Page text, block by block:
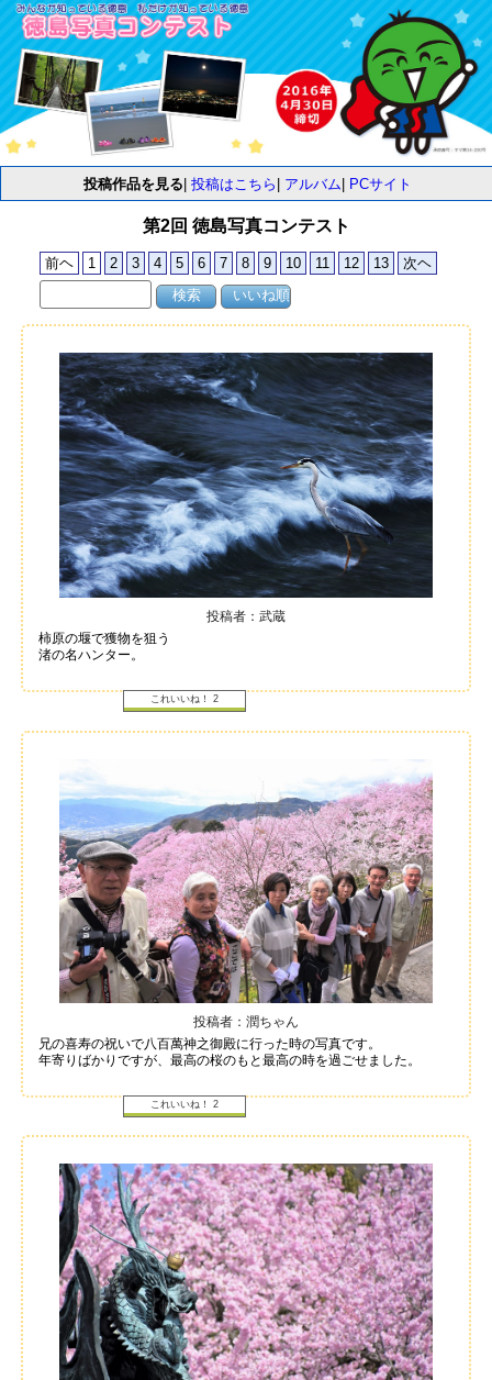
投稿作品を見る 投稿はこちら アルバム PCサイト
第2回 徳島写真コンテスト
前ヘ 1 2 3 4 5 6 7 8 9 10 11 12 13 次ヘ
投稿者：武蔵
柿原の堰で獲物を狙う
渚の名ハンター。
これいいね！ 2
投稿者：潤ちゃん
兄の喜寿の祝いで八百萬神之御殿に行った時の写真です。
年寄りばかりですが、最高の桜のもと最高の時を過ごせました。
これいいね！ 2